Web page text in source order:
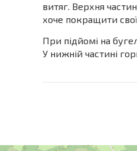
витяг. Верхня
хоче покращити
При підйомі на
У нижній частині